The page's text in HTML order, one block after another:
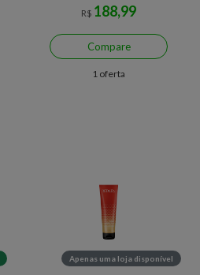
R$ 188,99
Compare
1 oferta
Apenas uma loja disponível